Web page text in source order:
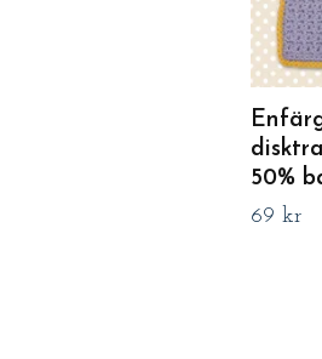
50%
69 kr